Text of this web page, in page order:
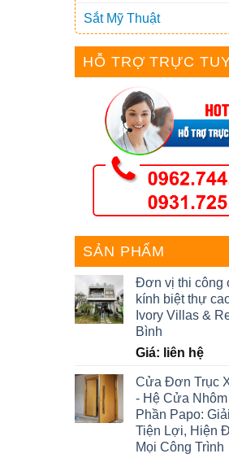
Sắt Mỹ Thuật
HỖ TRỢ TRỰC
SẢN PHẨM
Đơn vị thi công
kính biệt thự
Ivory Villas &
Bình
Giá: liên hệ
Cửa Đơn Trục
- Hệ Cửa Nhôm
Phần Papo:
Tiện Lợi, Hiện
Mọi Công Trình